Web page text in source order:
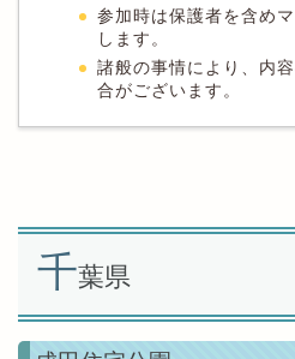
参加時は保護者を含め
します。
諸般の事情により、内
合がございます。
千葉県